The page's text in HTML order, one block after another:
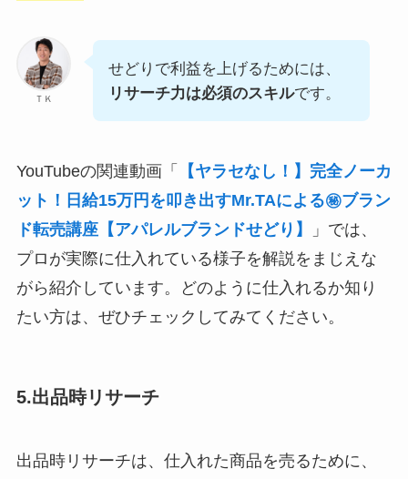
ＴＫ
せどりで利益を上げるためには、
リサーチ力は必須のスキルです。
YouTubeの関連動画「
【ヤラセなし！】完全ノーカ
ット！日給15万円を叩き出すMr.TAによる㊙️ブラン
ド転売講座【アパレルブランドせどり】
」では、
プロが実際に仕入れている様子を解説をまじえな
がら紹介しています。どのように仕入れるか知り
たい方は、ぜひチェックしてみてください。
5.出品時リサーチ
出品時リサーチは、仕入れた商品を売るために、